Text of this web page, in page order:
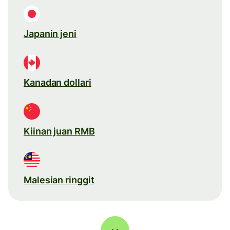
Japanin jeni
Kanadan dollari
Kiinan juan RMB
Malesian ringgit